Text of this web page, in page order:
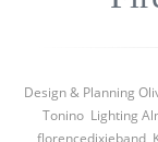
Design & Planning
Tonino Lighting
florencedixieband